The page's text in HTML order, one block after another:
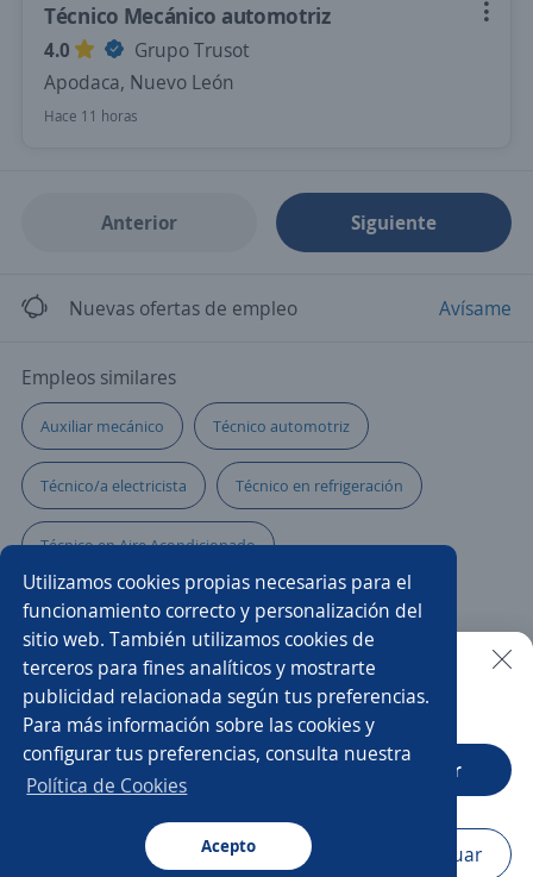
Utilizamos cookies propias necesarias para el
funcionamiento correcto y personalización del
sitio web. También utilizamos cookies de
terceros para fines analíticos y mostrarte
publicidad relacionada según tus preferencias.
Para más información sobre las cookies y
configurar tus preferencias, consulta nuestra
Política de Cookies
Acepto
Técnico Mecánico automotriz
4.0
Grupo Trusot
Apodaca, Nuevo León
Hace 11 horas
Anterior Siguiente
Nuevas ofertas de empleo Avísame
Empleos similares
Auxiliar mecánico Técnico automotriz
Técnico/a electricista Técnico en refrigeración
Técnico en Aire Acondicionado
Tecnico mecanico automotriz Ayudante mecánico
Programador cnc Ejecutivo/a de ventas
Mecánico mantenimiento Mantenimiento
Vendedor sénior
Mecánico aparatista Asesor de servicio
Buscar es más fácil en la app
CT App Abrir
Navegador Continuar